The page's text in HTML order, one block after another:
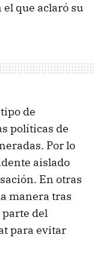
el que aclaró su
de
políticas de
Por lo
aislado
En otras
manera tras
del
para evitar